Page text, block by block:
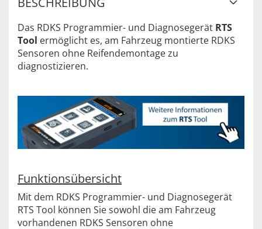
Das RDKS Programmier- und Diagnosegerät RTS
Tool ermöglicht es, am Fahrzeug montierte RDKS
Sensoren ohne Reifendemontage zu
diagnostizieren.
Funktionsübersicht
Mit dem RDKS Programmier- und Diagnosegerät
RTS Tool können Sie sowohl die am Fahrzeug
vorhandenen RDKS Sensoren ohne